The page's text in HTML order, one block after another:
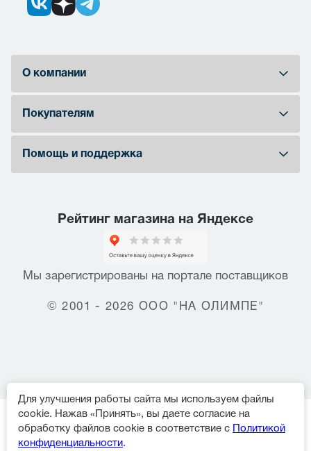
О компании
Покупателям
Помощь и поддержка
Рейтинг магазина на Яндексе
Мы зарегистрированы на портале поставщиков
© 2001 - 2026 ООО "НА ОЛИМПЕ"
Для улучшения работы сайта мы используем файлы
cookie. Нажав «Принять», вы даете согласие на
обработку файлов cookie в соответствие с
Политикой
конфиденциальности.